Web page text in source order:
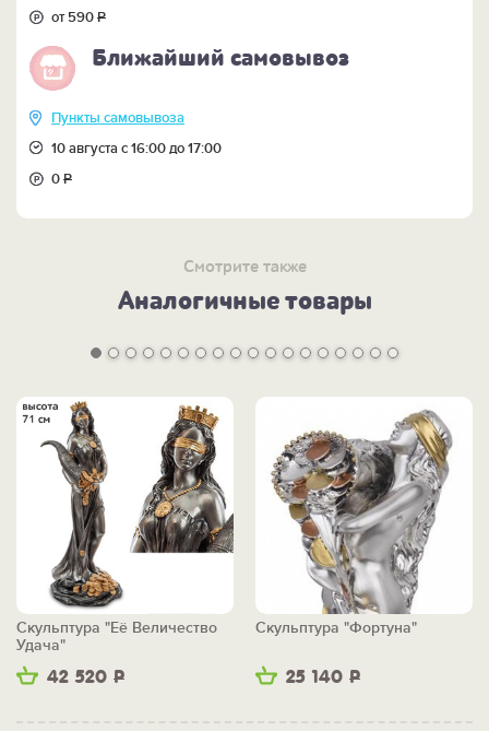
от 590Р
Ближайший самовывоз
Пункты самовывоза
10 августа с 16:00 до 17:00
0Р
Смотрите также
Аналогичные товары
42 520 Р
Скульптура "Её Величество
Удача"
25 140 Р
Скульптура "Фортуна"